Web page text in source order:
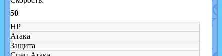
50
HP
Атака
Защита